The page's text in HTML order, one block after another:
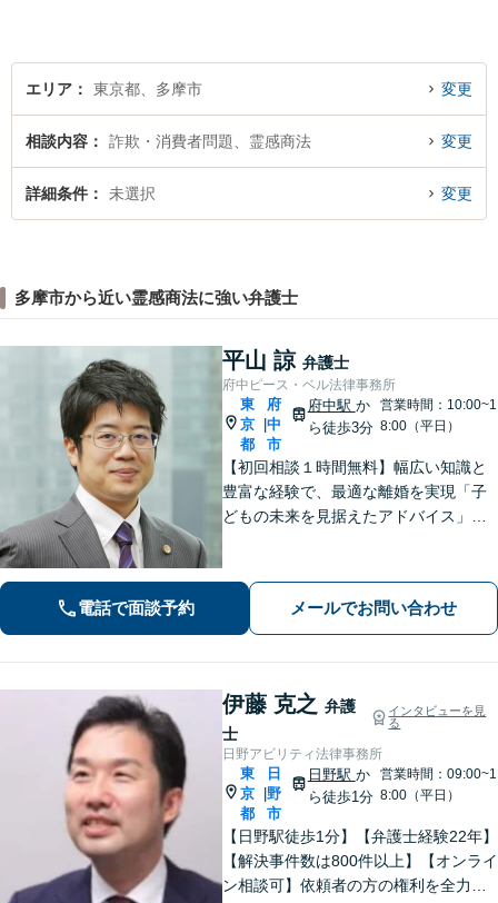
エリア 東京都、多摩市 変更
相談内容 詐欺・消費者問題、霊感商法 変更
詳細条件 未選択 変更
多摩市から近い霊感商法に強い弁護士
平山 諒 弁護士
府中ピース・ベル法律事務所
東
京
都
府
中
市
府中駅 か
ら徒歩3分
営業時間：10:00~1
8:00（平日）
【初回相談１時間無料】幅広い知識と
豊富な経験で、最適な離婚を実現「子
どもの未来を見据えたアドバイス」
ラスメント対策措置をレクチャー。過
労死・過労自殺などの問題にも精通
【府中駅3分】
電話で面談予約 メールでお問い合わせ
伊藤 克之 弁護
士
インタビューを見
る
日野アビリティ法律事務所
東
京
都
日
野
市
日野駅 か
ら徒歩1分
営業時間：09:00~1
8:00（平日）
【日野駅徒歩1分】【弁護士経験22年】
【解決事件数は800件以上】【オンライ
ン相談可】依頼者の方の権利を全力で